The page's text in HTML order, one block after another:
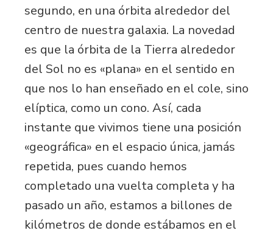
segundo, en una órbita alrededor del
centro de nuestra galaxia. La novedad
es que la órbita de la Tierra alrededor
del Sol no es «plana» en el sentido en
que nos lo han enseñado en el cole, sino
elíptica, como un cono. Así, cada
instante que vivimos tiene una posición
«geográfica» en el espacio única, jamás
repetida, pues cuando hemos
completado una vuelta completa y ha
pasado un año, estamos a billones de
kilómetros de donde estábamos en el